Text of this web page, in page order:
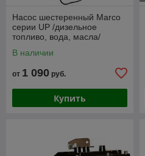
Насос шестеренный Marco
серии UP /дизельное
топливо, вода, масла/
В наличии
от 1 090 руб.
Купить